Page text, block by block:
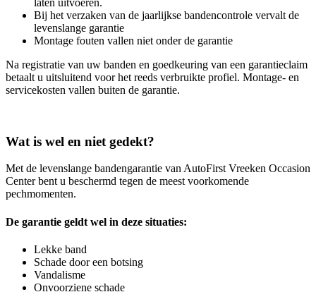
laten uitvoeren.
Bij het verzaken van de jaarlijkse bandencontrole vervalt de
levenslange garantie
Montage fouten vallen niet onder de garantie
Na registratie van uw banden en goedkeuring van een garantieclaim
betaalt u uitsluitend voor het reeds verbruikte profiel. Montage- en
servicekosten vallen buiten de garantie.
Wat is wel en niet gedekt?
Met de levenslange bandengarantie van AutoFirst Vreeken Occasion
Center bent u beschermd tegen de meest voorkomende
pechmomenten.
De garantie geldt wel in deze situaties:
Lekke band
Schade door een botsing
Vandalisme
Onvoorziene schade